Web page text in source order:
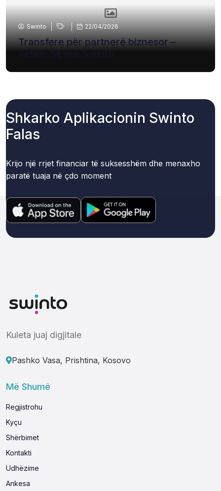
Swinto 22/04/2026
Transfere për partnerë biznesor –
vetëm 5€ me Swinto
Shkarko Aplikacionin Swinto
Falas
Krijo një rrjet financiar të suksesshëm dhe menaxho
paratë tuaja në çdo moment
Kuleta juaj digjitale
Pashko Vasa, Prishtina, Kosovo
Më Shumë
Regjistrohu
Kyçu
Shërbimet
Kontakti
Udhëzime
Ankesa